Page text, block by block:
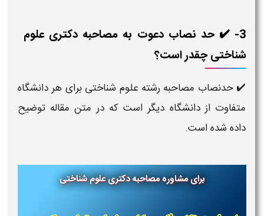
3- ✔️ حد نصاب دعوت به مصاحبه دکتری علوم
شناختی چقدر است؟
✔️ حدنصاب مصاحبه رشته علوم شناختی برای هر دانشگاه
متفاوت از دانشگاه دیگر است که در متن مقاله توضیح
داده شده است.
برای مشاوره مصاحبه دکتریعلوم شناختی